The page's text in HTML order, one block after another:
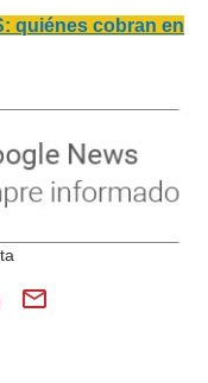
quiénes cobran en